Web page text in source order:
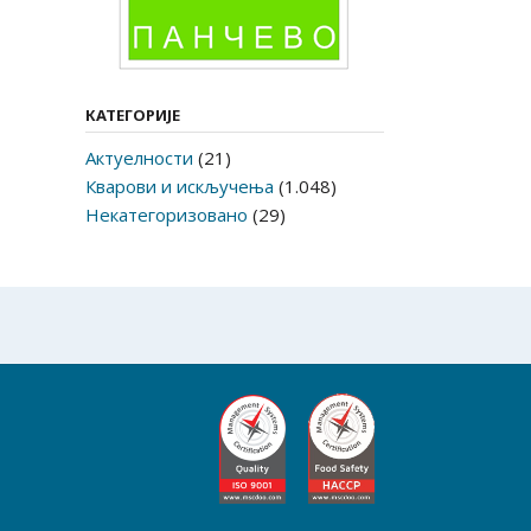
КАТЕГОРИЈЕ
Актуелности (21)
Кварови и искључења (1.048)
Некатегоризовано (29)